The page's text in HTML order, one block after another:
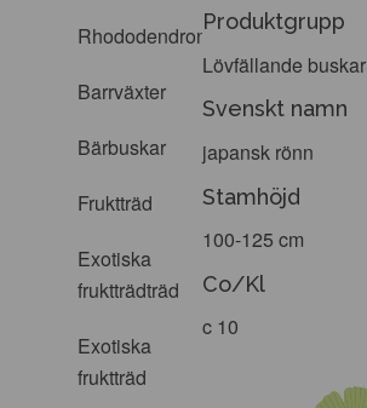
Rhododendron
Barrväxter
Bärbuskar
Fruktträd
Exotiska
fruktträdträd
Exotiska
fruktträd
Produktgrupp
Lövfällande buskar
Svenskt namn
japansk rönn
Stamhöjd
100-125 cm
Co/Kl
c 10